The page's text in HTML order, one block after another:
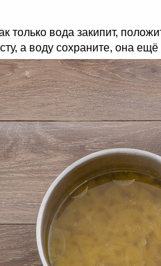
только вода закипит,
а воду сохраните, она ещё